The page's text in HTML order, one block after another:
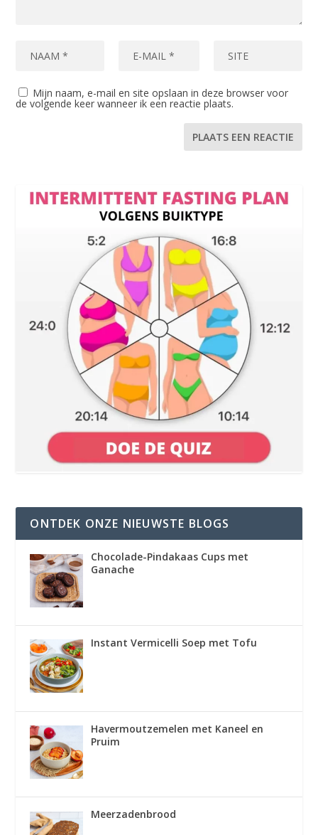
Mijn naam, e-mail en site opslaan in deze browser voor
de volgende keer wanneer ik een reactie plaats.
ONTDEK ONZE NIEUWSTE BLOGS
Chocolade-Pindakaas Cups met
Ganache
Instant Vermicelli Soep met Tofu
Havermoutzemelen met Kaneel en
Pruim
Meerzadenbrood